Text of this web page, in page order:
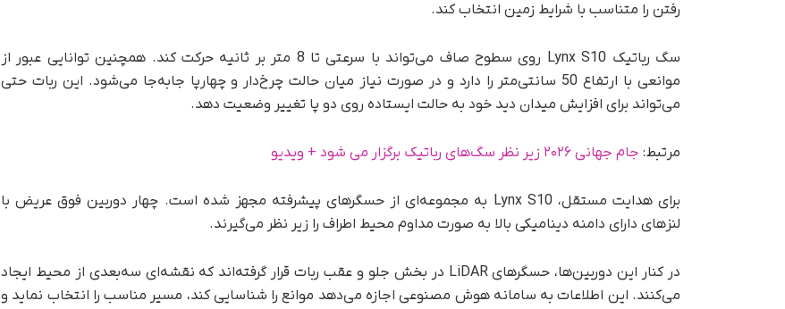
رفتن را متناسب با شرایط زمین انتخاب کند.
سگ رباتیک Lynx S10 روی سطوح صاف می‌تواند با سرعتی تا 8 متر بر ثانیه حرکت کند. همچنین توانایی عبور از
موانعی با ارتفاع 50 سانتی‌متر را دارد و در صورت نیاز میان حالت چرخ‌دار و چهارپا جابه‌جا می‌شود. این ربات حتی
می‌تواند برای افزایش میدان دید خود به حالت ایستاده روی دو پا تغییر وضعیت دهد.
مرتبط: جام جهانی ۲۰۲۶ زیر نظر سگ‌های رباتیک برگزار می‌ شود + ویدیو
برای هدایت مستقل، Lynx S10 به مجموعه‌ای از حسگرهای پیشرفته مجهز شده است. چهار دوربین فوق عریض با
لنزهای دارای دامنه دینامیکی بالا به‌ صورت مداوم محیط اطراف را زیر نظر می‌گیرند.
در کنار این دوربین‌ها، حسگرهای LiDAR در بخش جلو و عقب ربات قرار گرفته‌اند که نقشه‌ای سه‌بعدی از محیط ایجاد
می‌کنند. این اطلاعات به سامانه هوش مصنوعی اجازه می‌دهد موانع را شناسایی کند، مسیر مناسب را انتخاب نماید و